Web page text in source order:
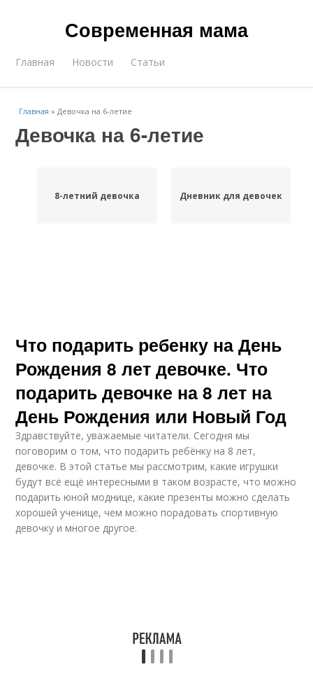
Современная мама
Главная Новости Статьи
Главная »Девочка на 6-летие
Девочка на 6-летие
8-летний девочка Дневник для девочек
Что подарить ребенку на День
Рождения 8 лет девочке. Что
подарить девочке на 8 лет на
День Рождения или Новый Год
Здравствуйте, уважаемые читатели. Сегодня мы
поговорим о том, что подарить ребёнку на 8 лет,
девочке. В этой статье мы рассмотрим, какие игрушки
будут всё ещё интересными в таком возрасте, что можно
подарить юной моднице, какие презенты можно сделать
хорошей ученице, чем можно порадовать спортивную
девочку и многое другое.